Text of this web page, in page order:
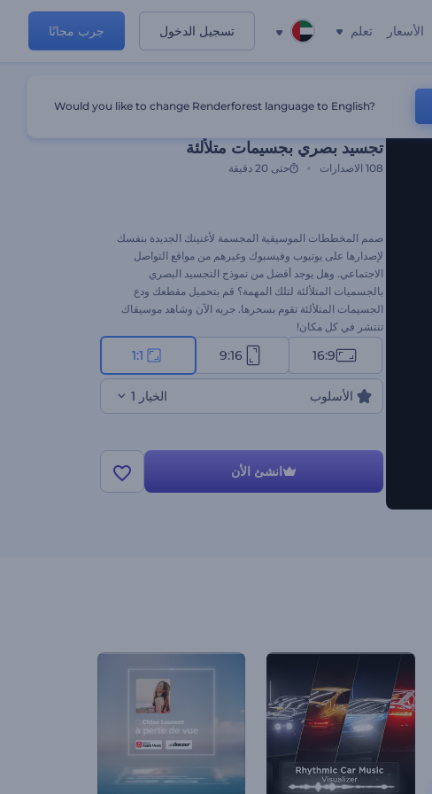
الأسعار تعلم تسجيل الدخول جرب مجانًا
تجسيد بصري بجسيمات متلألئة
108 الاصدارات حتى 20 دقيقة
صمم المخططات الموسيقية المجسمة لأغنيتك الجديدة بنفسك
لإصدارها على يوتيوب وفيسبوك وغيرهم من مواقع التواصل
الاجتماعي. وهل يوجد أفضل من نموذج التجسيد البصري
بالجسميات المتلألئة لتلك المهمة؟ قم بتحميل مقطعك ودع
الجسيمات المتلألئة تقوم بسحرها. جربه الآن وشاهد موسيقاك
تنتشر في كل مكان!
16:9
9:16
1:1
الأسلوب الخيار 1
انشئ الأن
Would you like to change Renderforest language to English?